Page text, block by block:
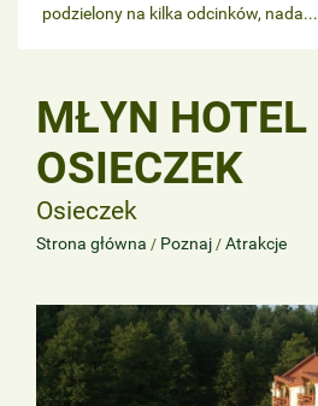
podzielony na kilka odcinków, nada...
MŁYN HOTEL
OSIECZEK
Osieczek
Strona główna / Poznaj / Atrakcje